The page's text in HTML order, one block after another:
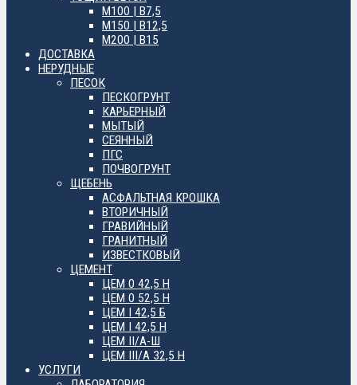
М100 | B7,5
М150 | B12,5
М200 | B15
ДОСТАВКА
НЕРУДНЫЕ
ПЕСОК
ПЕСКОГРУНТ
КАРЬЕРНЫЙ
МЫТЫЙ
СЕЯННЫЙ
ПГС
ПОЧВОГРУНТ
ЩЕБЕНЬ
АСФАЛЬТНАЯ КРОШКА
ВТОРИЧНЫЙ
ГРАВИЙНЫЙ
ГРАНИТНЫЙ
ИЗВЕСТКОВЫЙ
ЦЕМЕНТ
ЦЕМ 0 42,5 Н
ЦЕМ 0 52,5 Н
ЦЕМ I 42,5 Б
ЦЕМ I 42,5 Н
ЦЕМ II/А-Ш
ЦЕМ III/А 32,5 Н
УСЛУГИ